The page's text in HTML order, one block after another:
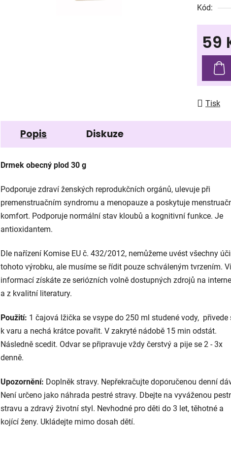
0,0
z
Kód:
59
Měrná
Tisk
Popis Diskuze
Drmek obecný plod 30 g
Podporuje zdraví ženských reprodukčních orgánů, ulevuje při
premenstruačním syndromu a menopauze a poskytuje
komfort. Podporuje normální stav kloubů a kognitivní funkce. Je
antioxidantem.
Dle nařízení Komise EU č. 432/2012, nemůžeme uvést všechny
tohoto výrobku, ale musíme se řídit pouze schváleným tvrzením.
informací získáte ze seriózních volně dostupných zdrojů na
a z kvalitní literatury.
Použití: 1 čajová lžička se vsype do 250 ml studené vody, přivede
k varu a nechá krátce povařit. V zakryté nádobě 15 min odstát.
Následně scedit. Odvar se připravuje vždy čerstvý a pije se 2 - 3x
denně.
Upozornění: Doplněk stravy. Nepřekračujte doporučenou denní
Není určeno jako náhrada pestré stravy. Dbejte na vyváženou
stravu a zdravý životní styl. Nevhodné pro děti do 3 let, těhotné a
kojící ženy. Ukládejte mimo dosah dětí.